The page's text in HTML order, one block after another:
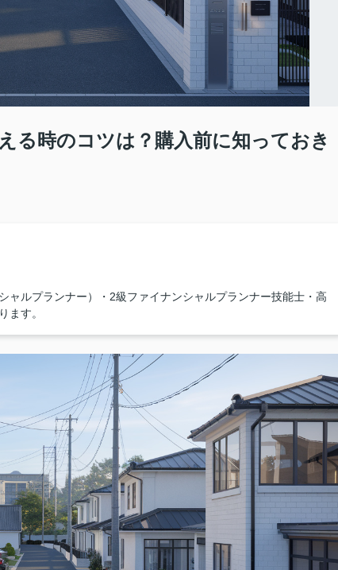
る時のコツは？購入前に知っておき
ャルプランナー）・2級ファイナンシャルプランナー技能士・高
ます。